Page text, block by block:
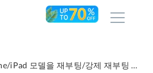
모든 iPhone/iPad 모델을 재부팅/강제 재부팅 방법